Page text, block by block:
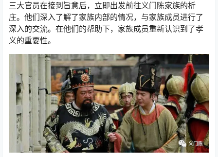
三大官员在接到旨意后，立即出发前往义门陈家族的析
庄。他们深入了解了家族内部的情况，与家族成员进行了
深入的交流。在他们的帮助下，家族成员重新认识到了孝
义的重要性。